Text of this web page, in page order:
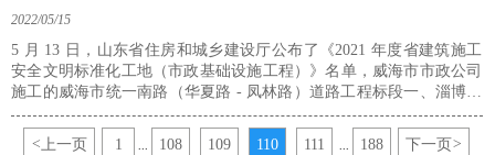
2022/05/15
5 月 13 日，山东省住房和城乡建设厅公布了《2021 年度省建筑施工
安全文明标准化工地（市政基础设施工程）》名单，威海市市政公司
施工的威海市统一南路（华夏路 - 凤林路）道路工程标段一、淄博经
济开发区淄河大道提升改造工程获评“山东省建筑施工安全文明标准化
工地”。
< 上一页 1 108 109 110 111 188 下一页>